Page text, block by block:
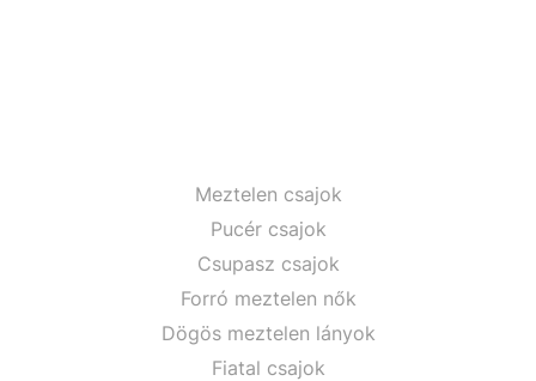
Meztelen csajok
Pucér csajok
Csupasz csajok
Forró meztelen nők
Dögös meztelen lányok
Fiatal csajok